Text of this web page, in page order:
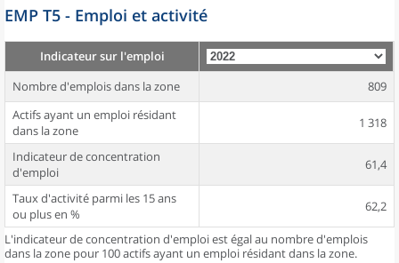
EMP T5 - Emploi et activité
Indicateur sur l'emploi
Nombre d'emplois dans la zone
809
Actifs ayant un emploi résidant
dans la zone
1 318
Indicateur de concentration
d'emploi
61,4
Taux d'activité parmi les 15 ans
ou plus en %
62,2
L'indicateur de concentration d'emploi est égal au nombre d'emplois
dans la zone pour 100 actifs ayant un emploi résidant dans la zone.